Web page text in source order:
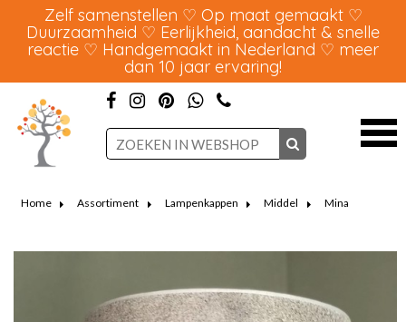
Zelf samenstellen ♡ Op maat gemaakt ♡
Duurzaamheid ♡ Eerlijkheid, aandacht & snelle
reactie ♡ Handgemaakt in Nederland ♡ meer
dan 10 jaar ervaring!
Home Assortiment Lampenkappen Middel Mina